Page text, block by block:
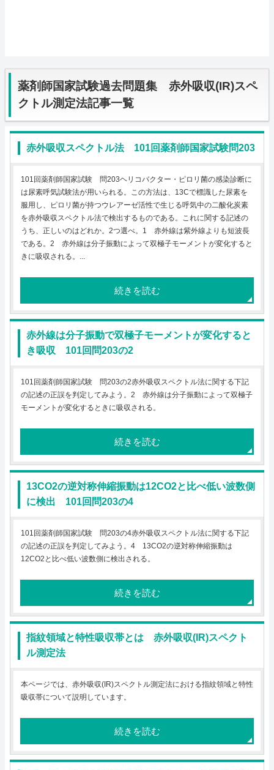
薬剤師国家試験過去問題集 赤外吸収(IR)スペ
クトル測定法記事一覧
赤外吸収スペクトル法 101回薬剤師国家試験問203
101回薬剤師国家試験 問203ヘリコバクター・ピロリ菌の感染診断に
は尿素呼気試験法が用いられる。この方法は、13Cで標識した尿素を
服用し、ピロリ菌が持つウレアーゼ活性で生じる呼気中の二酸化炭素
を赤外吸収スペクトル法で検出するものである。これに関する記述の
うち、正しいのはどれか。2つ選べ。1 赤外線は紫外線よりも短波長
である。2 赤外線は分子振動によって双極子モーメントが変化すると
きに吸収される。...
続きを読む
赤外線は分子振動で双極子モーメントが変化すると
き吸収 101回問203の2
101回薬剤師国家試験 問203の2赤外吸収スペクトル法に関する下記
の記述の正誤を判定してみよう。2 赤外線は分子振動によって双極子
モーメントが変化するときに吸収される。
続きを読む
13CO2の逆対称伸縮振動は12CO2と比べ低い波数側
に検出 101回問203の4
101回薬剤師国家試験 問203の4赤外吸収スペクトル法に関する下記
の記述の正誤を判定してみよう。4 13CO2の逆対称伸縮振動は
12CO2と比べ低い波数側に検出される。
続きを読む
指紋領域と特性吸収帯とは 赤外吸収(IR)スペクト
ル測定法
本ページでは、赤外吸収(IR)スペクトル測定法における指紋領域と特性
吸収帯について説明しています。
続きを読む